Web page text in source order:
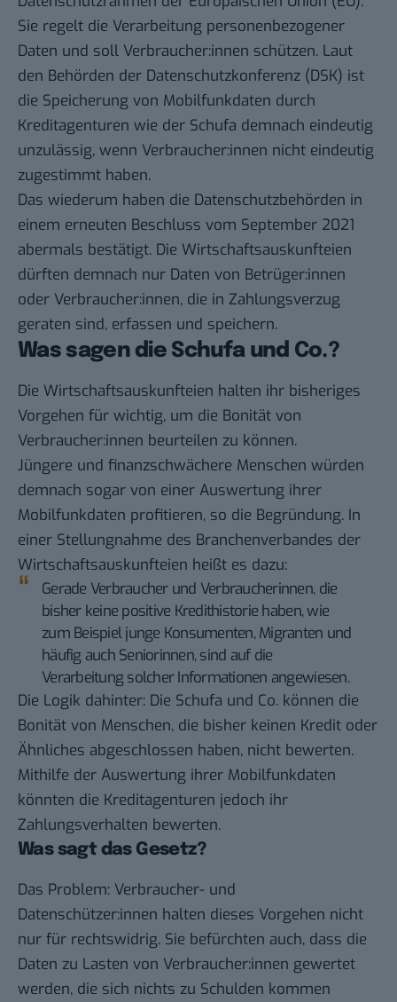
Sie regelt die Verarbeitung personenbezogener
Daten und soll Verbraucher:innen schützen. Laut
den Behörden der Datenschutzkonferenz (DSK) ist
die Speicherung von Mobilfunkdaten durch
Kreditagenturen wie der Schufa demnach eindeutig
unzulässig, wenn Verbraucher:innen nicht eindeutig
zugestimmt haben.
Das wiederum haben die Datenschutzbehörden in
einem erneuten Beschluss vom September 2021
abermals bestätigt. Die Wirtschaftsauskunfteien
dürften demnach nur Daten von Betrüger:innen
oder Verbraucher:innen, die in Zahlungsverzug
geraten sind, erfassen und speichern.
Was sagen die Schufa und Co.?
Die Wirtschaftsauskunfteien halten ihr bisheriges
Vorgehen für wichtig, um die Bonität von
Verbraucher:innen beurteilen zu können.
Jüngere und finanzschwächere Menschen würden
demnach sogar von einer Auswertung ihrer
Mobilfunkdaten profitieren, so die Begründung. In
einer Stellungnahme des Branchenverbandes der
Wirtschaftsauskunfteien heißt es dazu:
Gerade Verbraucher und Verbraucherinnen, die
bisher keine positive Kredithistorie haben, wie
zum Beispiel junge Konsumenten, Migranten und
häufig auch Seniorinnen, sind auf die
Verarbeitung solcher Informationen angewiesen.
Die Logik dahinter: Die Schufa und Co. können die
Bonität von Menschen, die bisher keinen Kredit oder
Ähnliches abgeschlossen haben, nicht bewerten.
Mithilfe der Auswertung ihrer Mobilfunkdaten
könnten die Kreditagenturen jedoch ihr
Zahlungsverhalten bewerten.
Was sagt das Gesetz?
Das Problem: Verbraucher- und
Datenschützer:innen halten dieses Vorgehen nicht
nur für rechtswidrig. Sie befürchten auch, dass die
Daten zu Lasten von Verbraucher:innen gewertet
werden, die sich nichts zu Schulden kommen